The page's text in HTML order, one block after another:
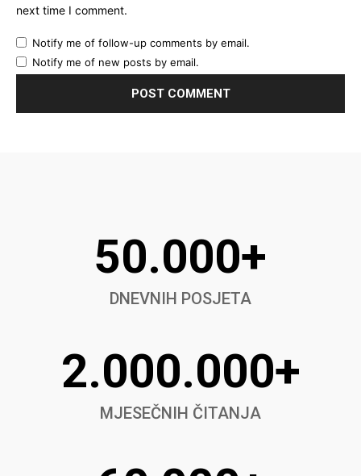
next time I comment.
Notify me of follow-up comments by email.
Notify me of new posts by email.
50.000+
DNEVNIH POSJETA
2.000.000+
MJESEČNIH ČITANJA